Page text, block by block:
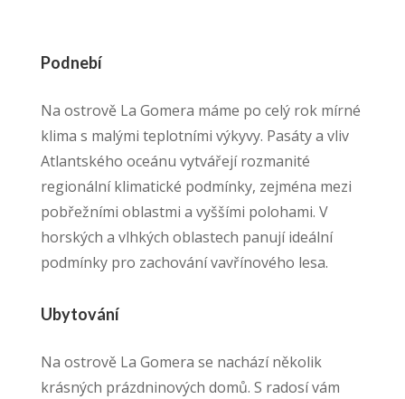
Podnebí
Na ostrově La Gomera máme po celý rok mírné
klima s malými teplotními výkyvy. Pasáty a vliv
Atlantského oceánu vytvářejí rozmanité
regionální klimatické podmínky, zejména mezi
pobřežními oblastmi a vyššími polohami. V
horských a vlhkých oblastech panují ideální
podmínky pro zachování vavřínového lesa.
Ubytování
Na ostrově La Gomera se nachází několik
krásných prázdninových domů. S radosí vám